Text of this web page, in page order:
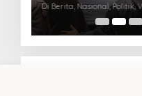
Di Berita, Nasional, Politik,